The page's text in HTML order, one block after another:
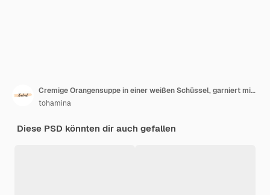
Cremige Orangensuppe in einer weißen Schüssel, garniert mit frischem Basilikum und Gewürzen, die Wärme und Komfort wünscht
tohamina
Diese PSD könnten dir auch gefallen